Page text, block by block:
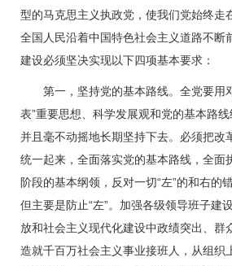
型的马克思主义执政党，使我们党始终走
全国人民沿着中国特色社会主义道路不断
建设必须坚决实现以下四项基本要求：
第一，坚持党的基本路线。全党要用
表”重要思想、科学发展观和党的基本路线
并且毫不动摇地长期坚持下去。必须把改
统一起来，全面落实党的基本路线，全面
阶段的基本纲领，反对一切“左”的和右的
但主要是防止“左”。加强各级领导班子建
放和社会主义现代化建设中政绩突出、群
造就千百万社会主义事业接班人，从组织